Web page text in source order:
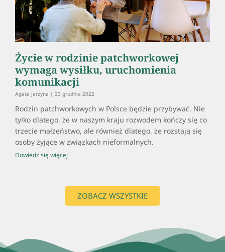
Życie w rodzinie patchworkowej
wymaga wysiłku, uruchomienia
komunikacji
Agata Jarzyna 23 grudnia 2022
Rodzin patchworkowych w Polsce będzie przybywać. Nie
tylko dlatego, że w naszym kraju rozwodem kończy się co
trzecie małżeństwo, ale również dlatego, że rozstają się
osoby żyjące w związkach nieformalnych.
Dowiedz się więcej
ZOBACZ WSZYSTKIE